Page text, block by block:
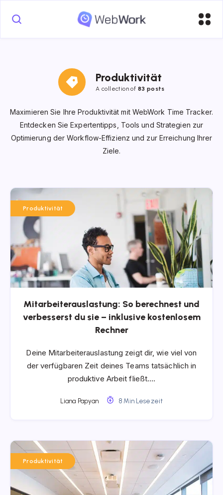
Produktivität
A collection of 83 posts
Maximieren Sie Ihre Produktivität mit WebWork Time Tracker.
Entdecken Sie Expertentipps, Tools und Strategien zur
Optimierung der Workflow-Effizienz und zur Erreichung Ihrer
Ziele.
Produktivität
Mitarbeiterauslastung: So berechnest und
verbesserst du sie – inklusive kostenlosem
Rechner
Deine Mitarbeiterauslastung zeigt dir, wie viel von
der verfügbaren Zeit deines Teams tatsächlich in
produktive Arbeit fließt….
Liana Papyan 8 Min Lesezeit
Produktivität